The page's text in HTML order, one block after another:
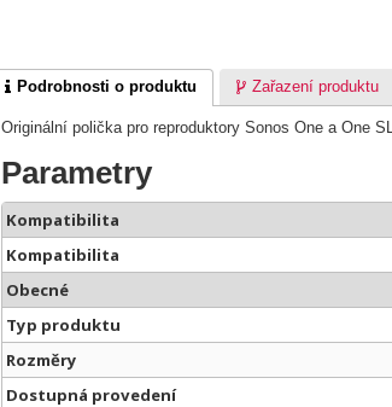
Podrobnosti o produktu Zařazení produktu
Originální polička pro reproduktory Sonos One a One
Parametry
Kompatibilita
Kompatibilita
Obecné
Typ produktu
Rozměry
Dostupná provedení